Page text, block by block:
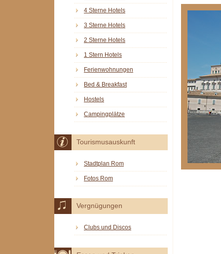
4 Sterne Hotels
3 Sterne Hotels
2 Sterne Hotels
1 Stern Hotels
Ferienwohnungen
Bed & Breakfast
Hostels
Campingplätze
Tourismusauskunft
Stadtplan Rom
Fotos Rom
Vergnügungen
Clubs und Discos